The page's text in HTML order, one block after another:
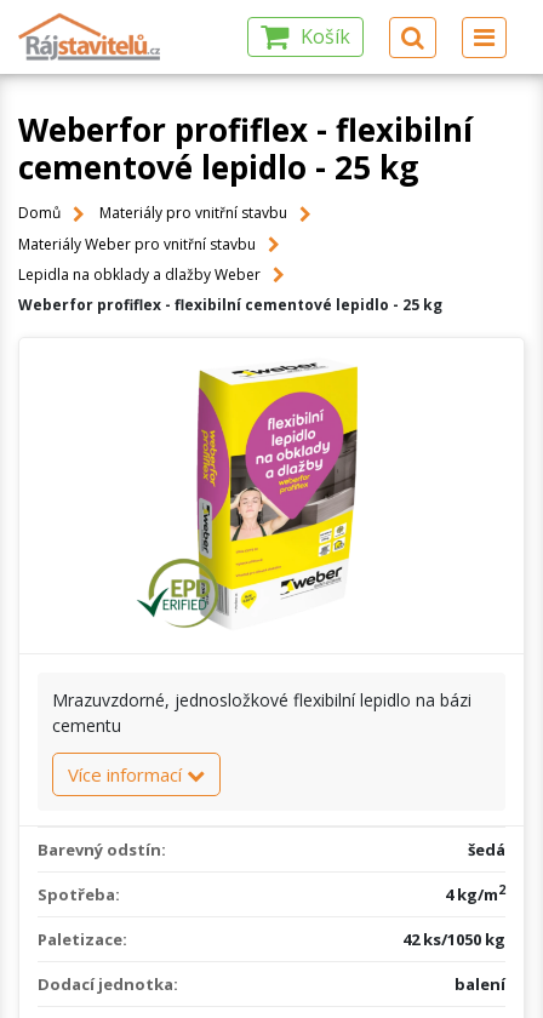
Košík
Weberfor profiflex - flexibilní
cementové lepidlo - 25 kg
Domů
Materiály pro vnitřní stavbu
Materiály Weber pro vnitřní stavbu
Lepidla na obklady a dlažby Weber
Weberfor profiflex - flexibilní cementové lepidlo - 25 kg
Mrazuvzdorné, jednosložkové flexibilní lepidlo na bázi
cementu
Více informací
Barevný odstín: šedá
Spotřeba: 4 kg/m2
Paletizace: 42 ks/1050 kg
Dodací jednotka: balení